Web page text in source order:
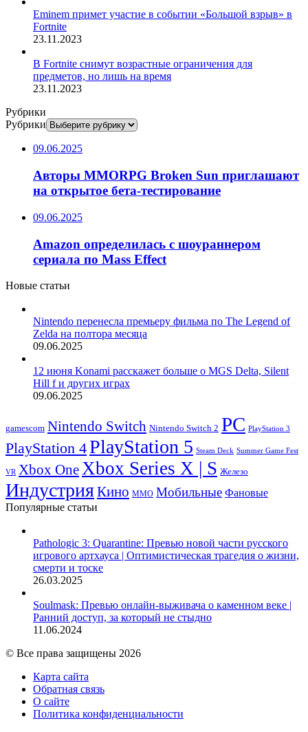
Eminem примет участие в событии «Большой взрыв» в
Fortnite
23.11.2023
В Fortnite снимут возрастные ограничения для
предметов, но лишь на время
23.11.2023
Рубрики
Рубрики
09.06.2025
Авторы MMORPG Broken Sun приглашают
на открытое бета-тестирование
09.06.2025
Amazon определилась с шоураннером
сериала по Mass Effect
Новые статьи
Nintendo перенесла премьеру фильма по The Legend of
Zelda на полтора месяца
09.06.2025
12 июня Konami расскажет больше о MGS Delta, Silent
Hill f и других играх
09.06.2025
gamescom Nintendo Switch Nintendo Switch 2 PC PlayStation 3
PlayStation 4PlayStation 5 Steam Deck Summer Game Fest
VR Xbox OneXbox Series X | S Железо
ИндустрияКино ММО Мобильные Фановые
Популярные статьи
Pathologic 3: Quarantine: Превью новой части русского
игрового артхауса | Оптимистическая трагедия о жизни,
смерти и тоске
26.03.2025
Soulmask: Превью онлайн-выживача о каменном веке |
Ранний доступ, за который не стыдно
11.06.2024
© Все права защищены 2026
Карта сайта
Обратная связь
О сайте
Политика конфиденциальности